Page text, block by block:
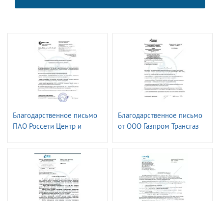
Благодарственное письмо
ПАО Россети Центр и
Благодарственное письмо
от ООО Газпром Трансгаз